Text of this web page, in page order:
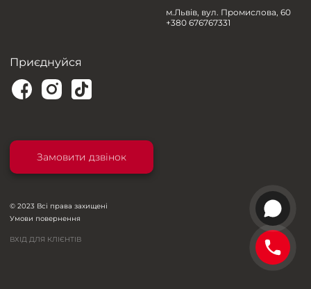
м.Львів, вул. Промислова, 60
+380 676767331
Приєднуйся
Замовити дзвінок
© 2023 Всі права захищені
Умови повернення
ВХІД ДЛЯ КЛІЄНТІВ